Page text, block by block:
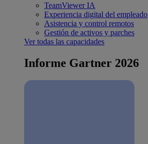
TeamViewer IA
Experiencia digital del empleado
Asistencia y control remotos
Gestión de activos y parches
Ver todas las capacidades
Informe Gartner 2026